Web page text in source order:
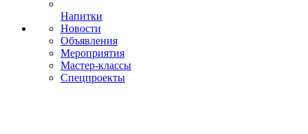
Напитки
Новости
Объявления
Мероприятия
Мастер-классы
Спецпроекты